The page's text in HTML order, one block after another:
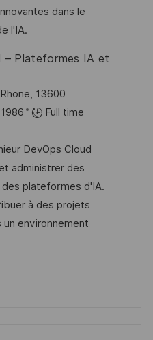
f
c
r
i
dans le
l'IA.
– Plateformes IA et
13600
Full time
DevOps Cloud
administrer des
plateformes d'IA.
à des projets
environnement